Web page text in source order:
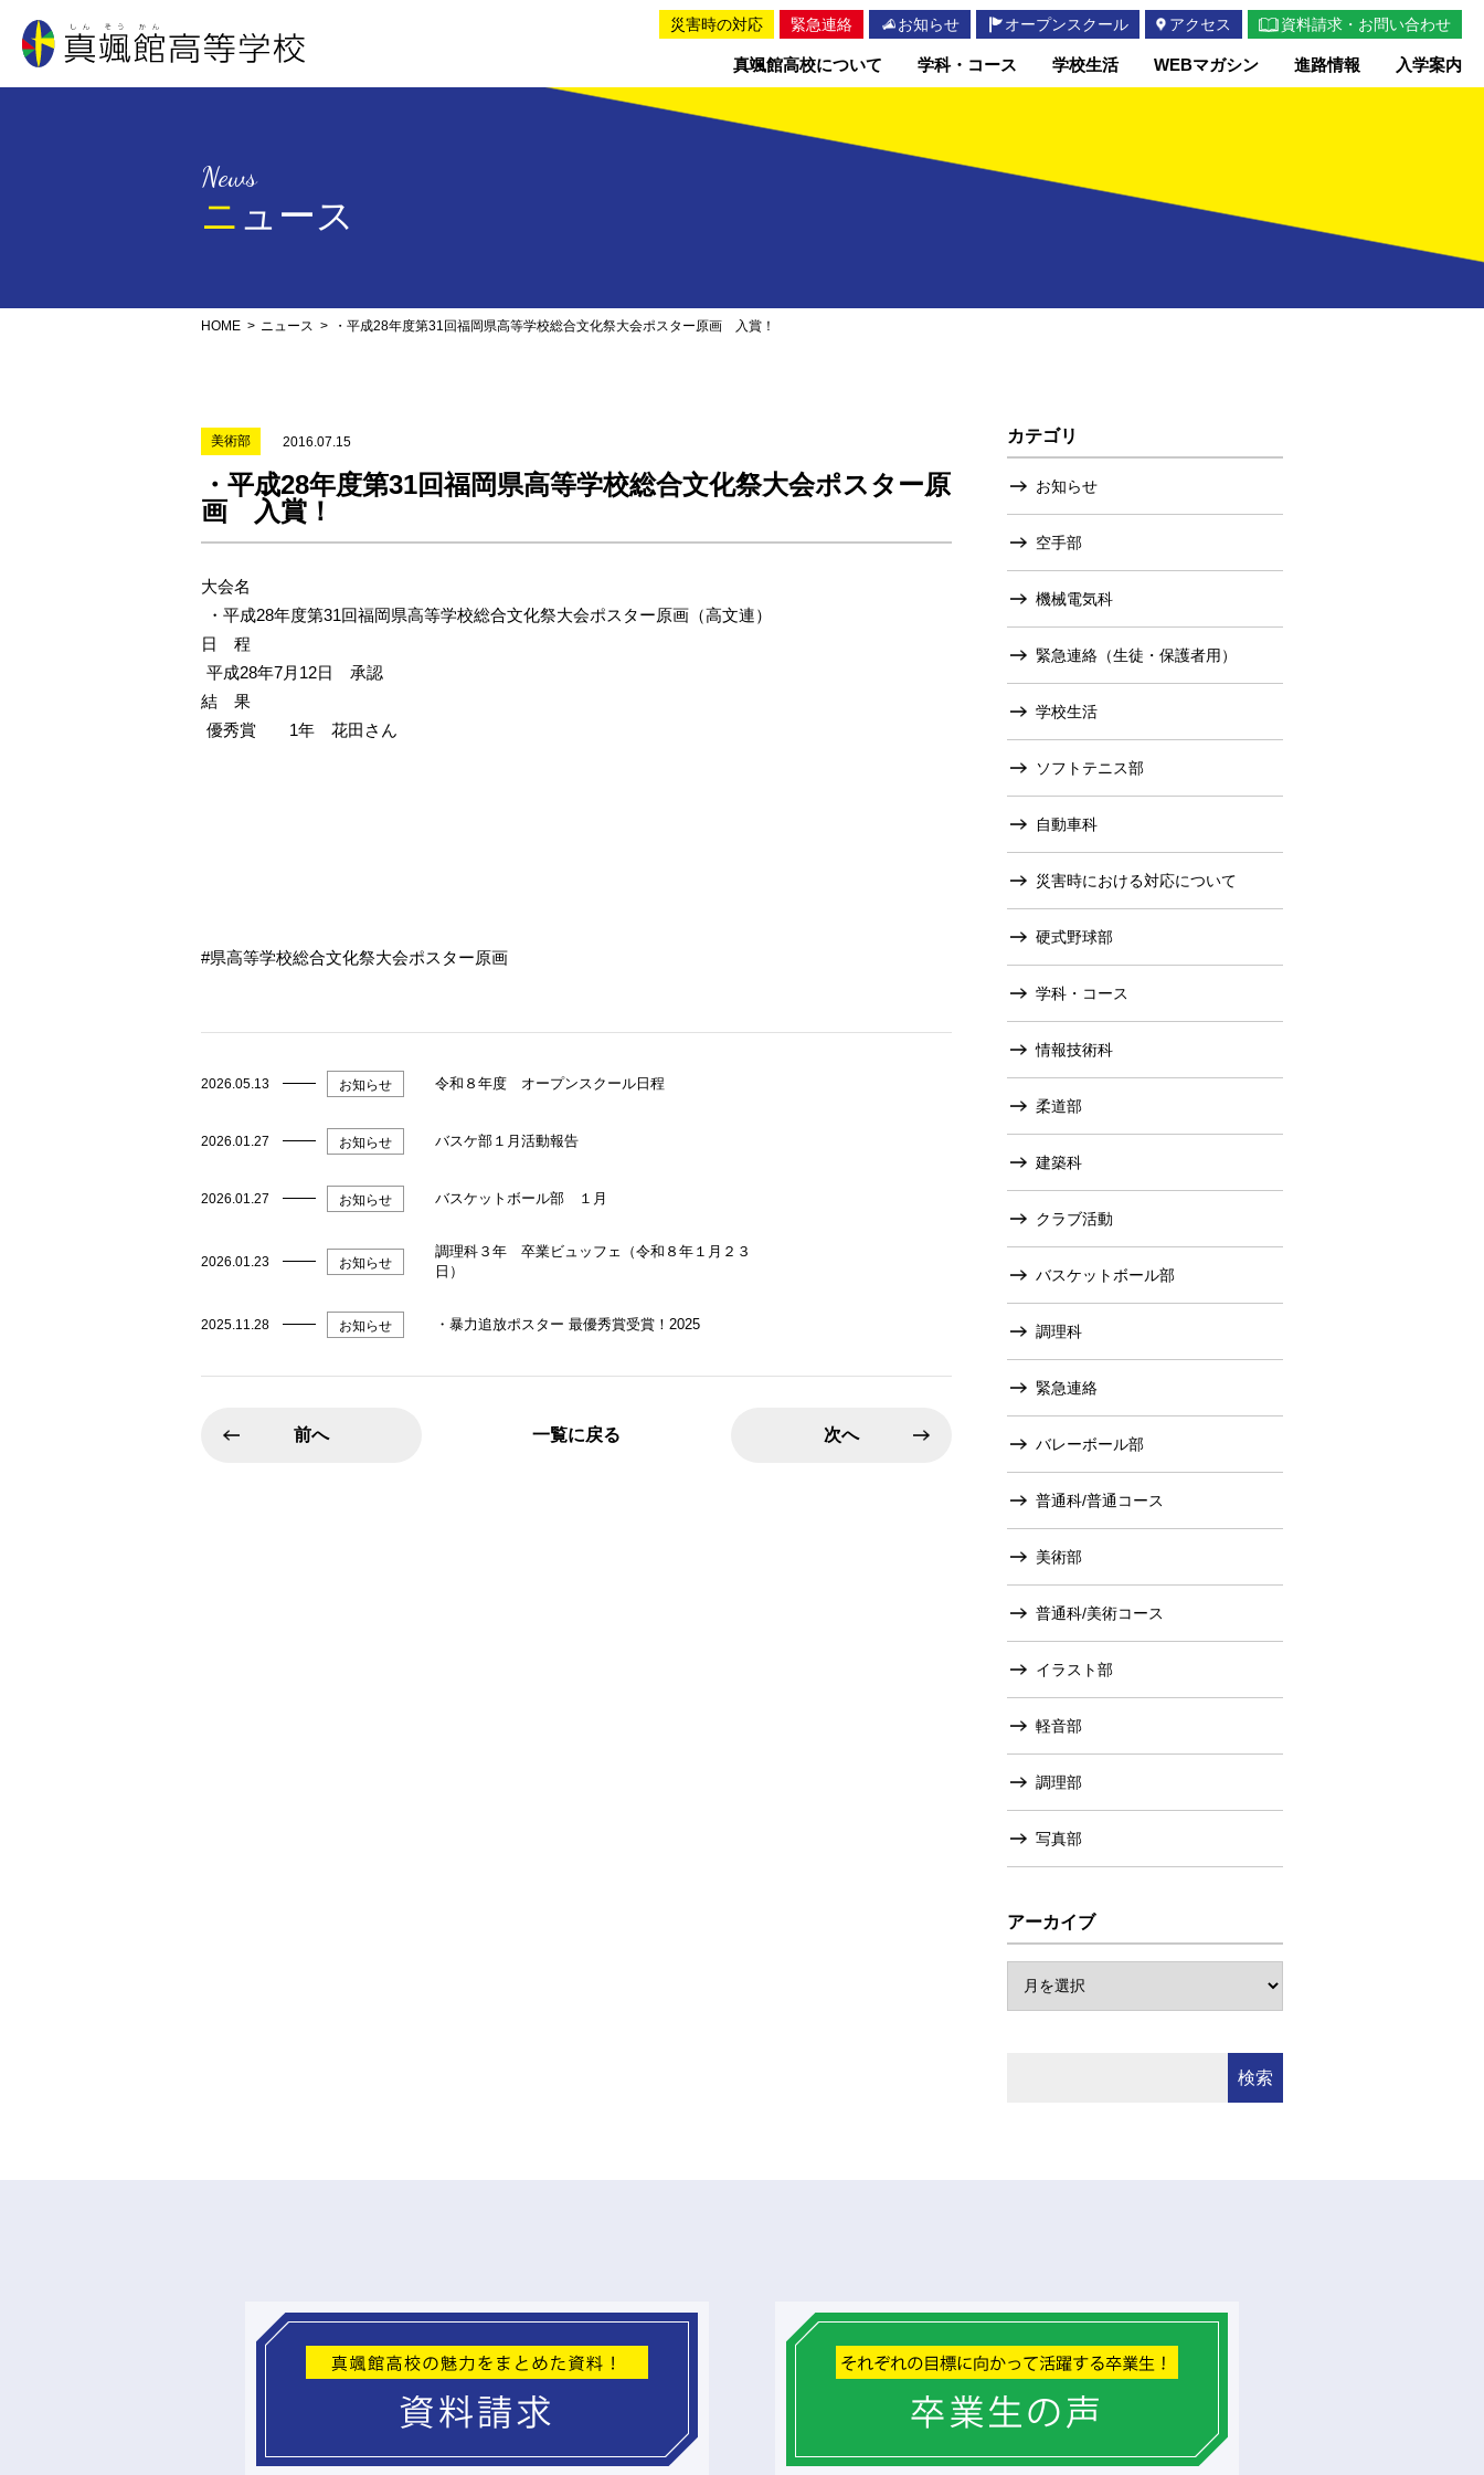
真颯館高校について
学科・コース 学校生活 WEBマガシン 進路情報 入学案内
災害時の対応 緊急連絡 お知らせ オープンスクール アクセス 資料請求・お問い合わせ
News
ニュース
HOME ニュース ・平成28年度第31回福岡県高等学校総合文化祭大会ポスター原画 入賞！
美術部 2016.07.15
・平成28年度第31回福岡県高等学校総合文化祭大会ポスター原
画 入賞！
大会名
・平成28年度第31回福岡県高等学校総合文化祭大会ポスター原画（高文連）
日 程
平成28年7月12日 承認
結 果
優秀賞 1年 花田さん
県高等学校総合文化祭大会ポスター原画
2026.05.13 お知らせ 令和８年度 オープンスクール日程
2026.01.27 お知らせ バスケ部１月活動報告
2026.01.27 お知らせ バスケットボール部 １月
2026.01.23 お知らせ
調理科３年 卒業ビュッフェ（令和８年１月２３
日）
2025.11.28 お知らせ ・暴力追放ポスター 最優秀賞受賞！2025
前へ 一覧に戻る 次へ
カテゴリ
お知らせ
空手部
機械電気科
緊急連絡（生徒・保護者用）
学校生活
ソフトテニス部
自動車科
災害時における対応について
硬式野球部
学科・コース
情報技術科
柔道部
建築科
クラブ活動
バスケットボール部
調理科
緊急連絡
バレーボール部
普通科/普通コース
美術部
普通科/美術コース
イラスト部
軽音部
調理部
写真部
アーカイブ